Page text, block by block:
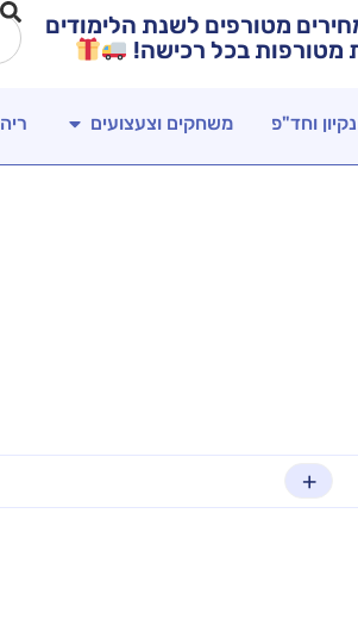
2026 בעיצומה! מחירים מטורפים לשנת הלימודים
וחד"פ משחקים וצעצועים
+